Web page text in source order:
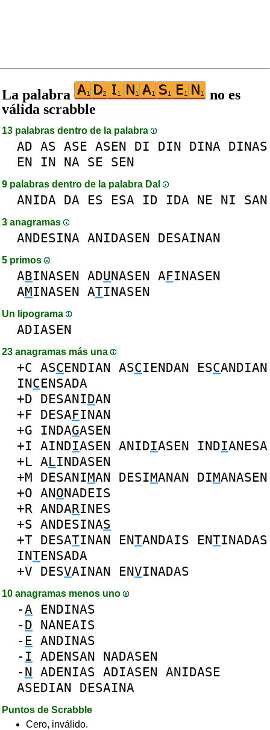
La palabra
no es
válida scrabble
13 palabras dentro de la palabra
AD AS ASE ASEN DI DIN DINA DINAS
EN
IN NA SE SEN
9 palabras dentro de la palabra DaI
ANIDA DA ES ESA ID IDA NE NI SAN
3 anagramas
ANDESINA ANIDASEN DESAINAN
5 primos
ABINASEN ADUNASEN AFINASEN
AMINASEN ATINASEN
Un lipograma
ADIASEN
23 anagramas más una
+C ASCENDIAN ASCIENDAN ESCANDIAN
INCENSADA
+D DESANIDAN
+F DESAFINAN
+G INDAGASEN
+I AINDIASEN ANIDIASEN INDIANESA
+L ALINDASEN
+M DESANIMAN DESIMANAN DIMANASEN
+O ANONADEIS
+R ANDARINES
+S ANDESINAS
+T DESATINAN ENTANDAIS ENTINADAS
INTENSADA
+V DESVAINAN ENVINADAS
10 anagramas menos uno
-A ENDINAS
- D NANEAIS
- E ANDINAS
- I ADENSAN NADASEN
- N ADENIAS ADIASEN ANIDASE
ASEDIAN DESAINA
Puntos de Scrabble
Cero, inválido.